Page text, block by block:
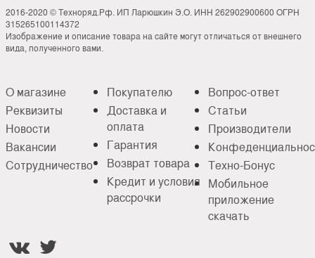
2016-2020 © Техноряд.Рф. ИП Ларюшкин Э.О. ИНН 262902900600 ОГРН
315265100114372
Изображение и описание товара на сайте могут отличаться от внешнего
вида, полученного вами.
О магазине
Реквизиты
Новости
Вакансии
Сотрудничество
Покупателю
Доставка и
оплата
Гарантия
Возврат товара
Кредит и условия
рассрочки
Вопрос-ответ
Статьи
Производители
Техно-Бонус
Мобильное
приложение
скачать
 